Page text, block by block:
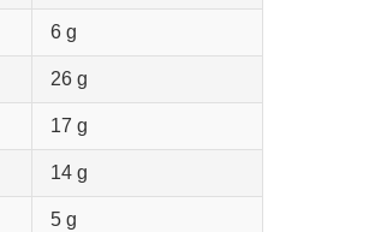
6 g
26 g
17 g
14 g
5 g